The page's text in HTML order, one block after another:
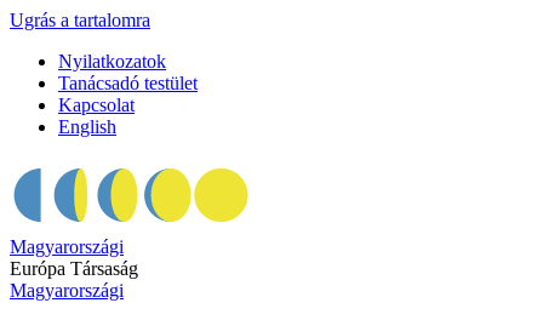
Ugrás a tartalomra
Nyilatkozatok
Tanácsadó testület
Kapcsolat
English
Magyarországi
Európa Társaság
Magyarországi